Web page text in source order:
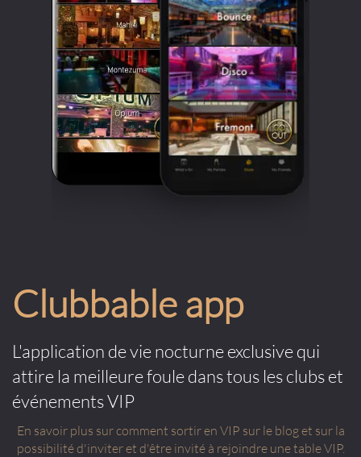
Clubbable app
L'application de vie nocturne exclusive qui
attire la meilleure foule dans tous les clubs et
événements VIP
En savoir plus sur comment sortir en VIP sur le blog et sur la
possibilité d'inviter et d'être invité à rejoindre une table VIP.